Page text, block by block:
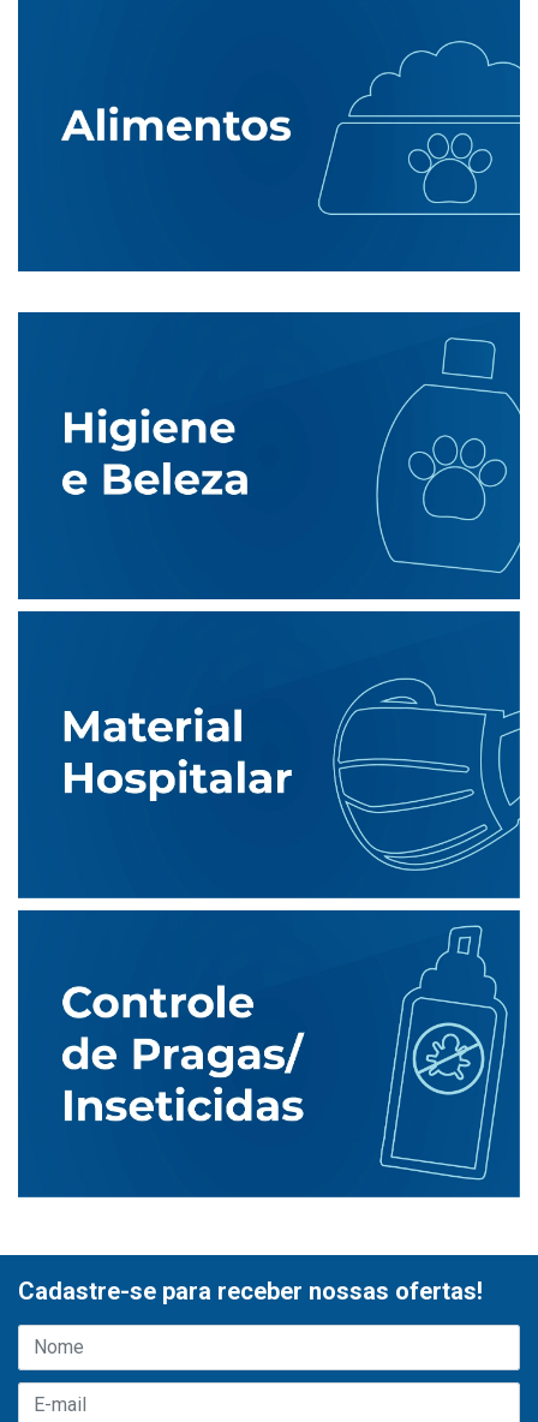
Cadastre-se para receber nossas ofertas!